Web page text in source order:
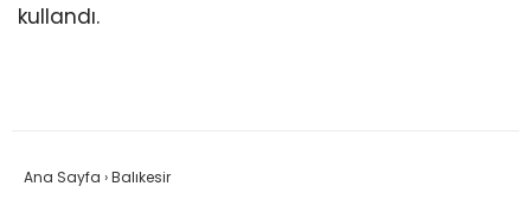
kullandı.
Ana Sayfa ›Balıkesir